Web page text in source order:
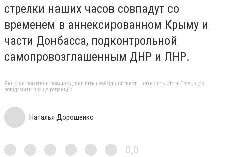
стрелки наших часов совпадут со
временем в аннексированном Крыму и
части Донбасса, подконтрольной
самопровозглашенным ДНР и ЛНР.
Якщо ви помітили помилку, виділіть необхідний текст і натисніть Ctrl + Enter, щоб
повідомити про це редакцію
Наталья Дорошенко
0,0